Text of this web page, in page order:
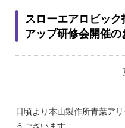
スローエアロビッ
アップ研修会開催の
日頃より本山製作所青葉ア
うございます。